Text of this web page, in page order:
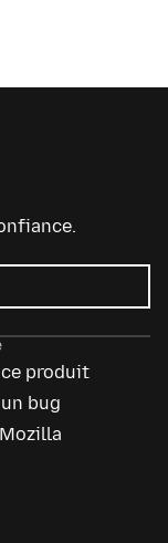
produit
bug